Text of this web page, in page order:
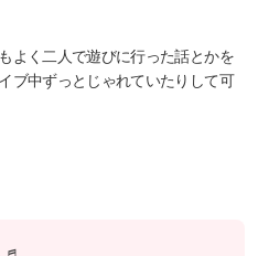
よく二人で遊びに行った話とかを
ブ中ずっとじゃれていたりして可